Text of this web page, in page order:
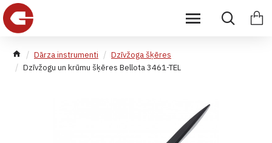
Dārza instrumenti
Dzīvžoga šķēres
Dzīvžogu un krūmu šķēres Bellota 3461-TEL